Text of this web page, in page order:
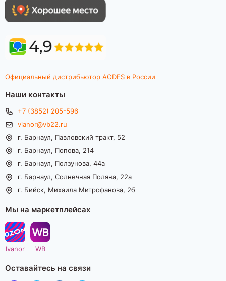
Официальный дистрибьютор AODES в России
Наши контакты
+7 (3852) 205-596
vianor@vb22.ru
г. Барнаул, Павловский тракт, 52
г. Барнаул, Попова, 214
г. Барнаул, Ползунова, 44а
г. Барнаул, Солнечная Поляна, 22а
г. Бийск, Михаила Митрофанова, 2б
Мы на маркетплейсах
Ivanor WB
Оставайтесь на связи